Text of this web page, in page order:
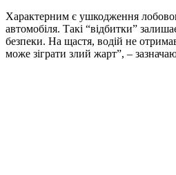
Характерним є ушкодження
автомобіля. Такі “відбитки”
безпеки. На щастя, водій не
може зіграти злий жарт”, –